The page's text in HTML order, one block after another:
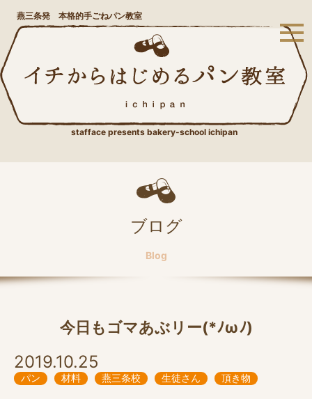
燕三条発 本格的手ごねパン教室
stafface presents bakery-school ichipan
ブログ
Blog
今日もゴマあぶリー(*ﾉωﾉ)
2019.10.25
パン 材料 燕三条校 生徒さん 頂き物